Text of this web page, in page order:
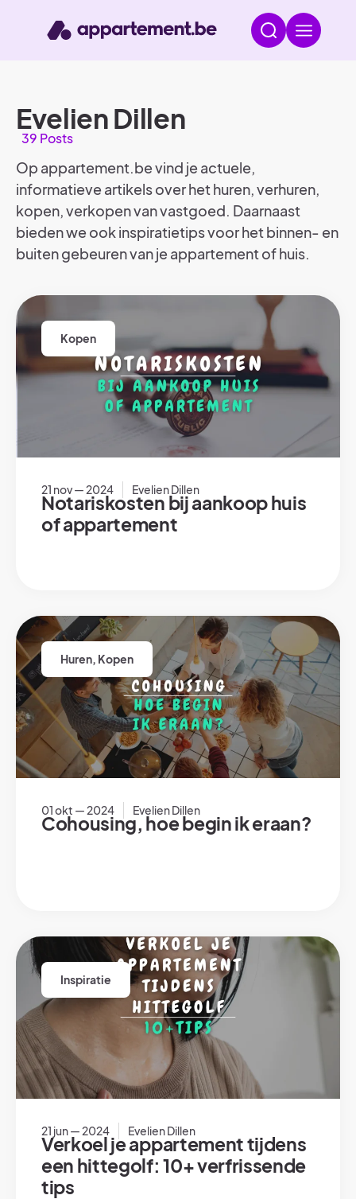
Evelien Dillen
39 Posts
Op appartement.be vind je actuele,
informatieve artikels over het huren, verhuren,
kopen, verkopen van vastgoed. Daarnaast
bieden we ook inspiratietips voor het binnen- en
buiten gebeuren van je appartement of huis.
Kopen
21 nov — 2024 Evelien Dillen
Notariskosten bij aankoop huis
of appartement
Huren, Kopen
01 okt — 2024 Evelien Dillen
Cohousing, hoe begin ik eraan?
Inspiratie
21 jun — 2024 Evelien Dillen
Verkoel je appartement tijdens
een hittegolf: 10+ verfrissende
tips